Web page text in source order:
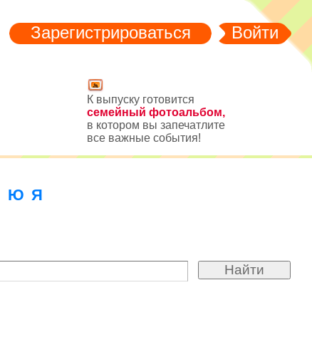
Зарегистрироваться Войти
К выпуску готовится
семейный фотоальбом,
в котором вы запечатлите
все важные события!
Ю Я